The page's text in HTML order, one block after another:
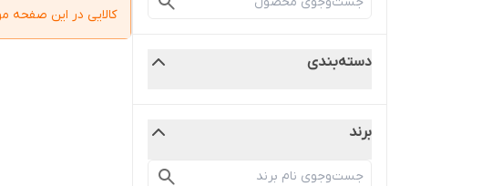
دسته‌بندی
برند
کالایی در این صفحه